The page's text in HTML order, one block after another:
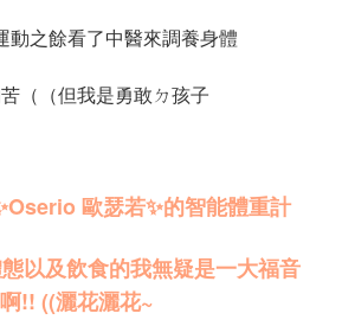
動之餘看了中醫來調養身體
苦（（但我是勇敢ㄉ孩子
歐瑟若✨的智能體重計
以及飲食的我無疑是一大福音
啊!! ((灑花灑花~